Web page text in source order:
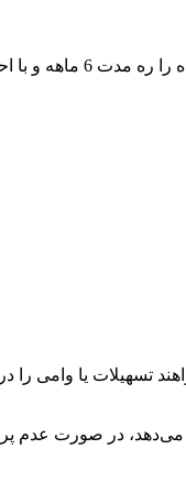
در صورتیکه خریدار توان ارائه
تسهیلات یا وامی را
می‌دهد، در صورت عدم